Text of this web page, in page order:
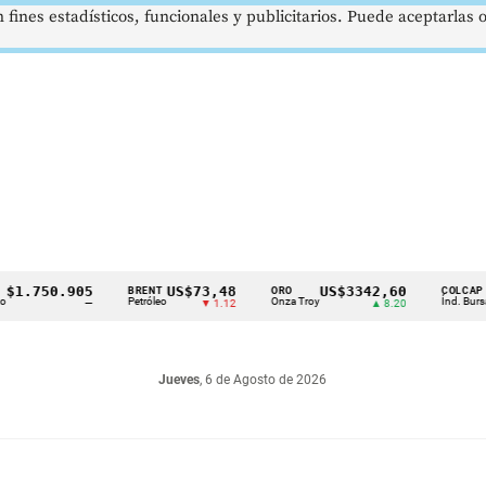
Petróleo
US$73,48
▼ 1.12 Onza Troy
US$3342,60 COLCAP
Índ. Bursátil
Jueves, 6 de Agosto de 2026
estadísticos, funcionales y publicitarios. Puede aceptarlas